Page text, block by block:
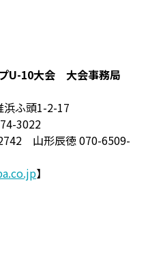
U-10大会 大会事務局
浜ふ頭1-2-17
3022
山形辰徳 070-6509-
】